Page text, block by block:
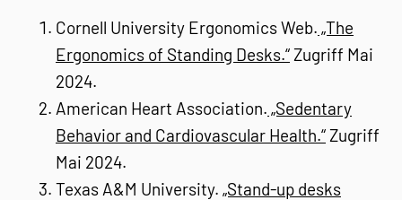
Cornell University Ergonomics Web. „The
Ergonomics of Standing Desks.“Zugriff Mai
2024.
American Heart Association. „Sedentary
Behavior and Cardiovascular Health.“Zugriff
Mai 2024.
Texas A&M University. „Stand-up desks